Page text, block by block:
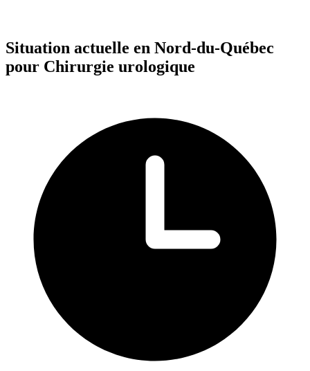
Situation actuelle en Nord-du-Québec
pour Chirurgie urologique